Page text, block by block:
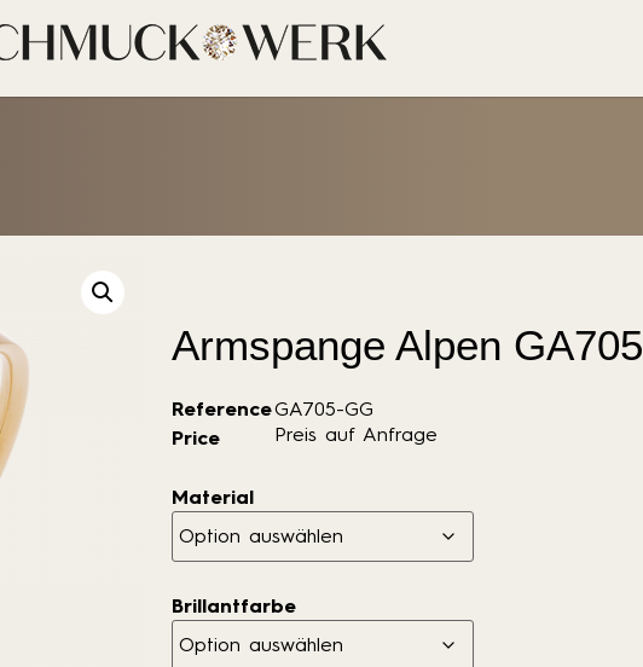
Armspange Alpen GA705
ReferenceGA705-GG
Price
Preis auf Anfrage
Material
Brillantfarbe